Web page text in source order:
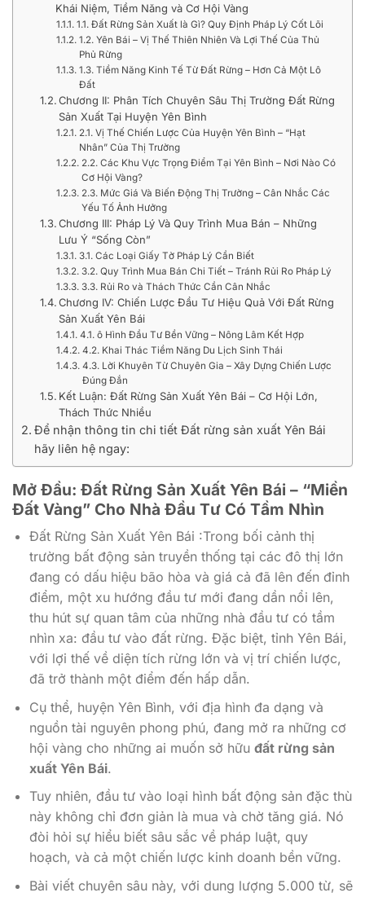
Khái Niệm, Tiềm Năng và Cơ Hội Vàng
1.1. Đất Rừng Sản Xuất là Gì? Quy Định Pháp Lý Cốt Lõi
1.2. Yên Bái – Vị Thế Thiên Nhiên Và Lợi Thế Của Thủ
Phủ Rừng
1.3. Tiềm Năng Kinh Tế Từ Đất Rừng – Hơn Cả Một Lô
Đất
Chương II: Phân Tích Chuyên Sâu Thị Trường Đất Rừng
Sản Xuất Tại Huyện Yên Bình
2.1. Vị Thế Chiến Lược Của Huyện Yên Bình – “Hạt
Nhân” Của Thị Trường
2.2. Các Khu Vực Trọng Điểm Tại Yên Bình – Nơi Nào Có
Cơ Hội Vàng?
2.3. Mức Giá Và Biến Động Thị Trường – Cân Nhắc Các
Yếu Tố Ảnh Hưởng
Chương III: Pháp Lý Và Quy Trình Mua Bán – Những
Lưu Ý “Sống Còn”
3.1. Các Loại Giấy Tờ Pháp Lý Cần Biết
3.2. Quy Trình Mua Bán Chi Tiết – Tránh Rủi Ro Pháp Lý
3.3. Rủi Ro và Thách Thức Cần Cân Nhắc
Chương IV: Chiến Lược Đầu Tư Hiệu Quả Với Đất Rừng
Sản Xuất Yên Bái
4.1. ô Hình Đầu Tư Bền Vững – Nông Lâm Kết Hợp
4.2. Khai Thác Tiềm Năng Du Lịch Sinh Thái
4.3. Lời Khuyên Từ Chuyên Gia – Xây Dựng Chiến Lược
Đúng Đắn
Kết Luận: Đất Rừng Sản Xuất Yên Bái – Cơ Hội Lớn,
Thách Thức Nhiều
Để nhận thông tin chi tiết Đất rừng sản xuất Yên Bái
hãy liên hệ ngay:
Mở Đầu: Đất Rừng Sản Xuất Yên Bái – “Miền
Đất Vàng” Cho Nhà Đầu Tư Có Tầm Nhìn
Đất Rừng Sản Xuất Yên Bái :Trong bối cảnh thị
trường bất động sản truyền thống tại các đô thị lớn
đang có dấu hiệu bão hòa và giá cả đã lên đến đỉnh
điểm, một xu hướng đầu tư mới đang dần nổi lên,
thu hút sự quan tâm của những nhà đầu tư có tầm
nhìn xa: đầu tư vào đất rừng. Đặc biệt, tỉnh Yên Bái,
với lợi thế về diện tích rừng lớn và vị trí chiến lược,
đã trở thành một điểm đến hấp dẫn.
Cụ thể, huyện Yên Bình, với địa hình đa dạng và
nguồn tài nguyên phong phú, đang mở ra những cơ
hội vàng cho những ai muốn sở hữu đất rừng sản
xuất Yên Bái.
Tuy nhiên, đầu tư vào loại hình bất động sản đặc thù
này không chỉ đơn giản là mua và chờ tăng giá. Nó
đòi hỏi sự hiểu biết sâu sắc về pháp luật, quy
hoạch, và cả một chiến lược kinh doanh bền vững.
Bài viết chuyên sâu này, với dung lượng 5.000 từ, sẽ